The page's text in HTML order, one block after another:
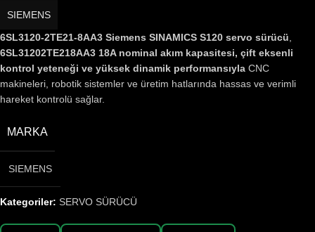
SIEMENS
6SL3120-2TE21-8AA3 Siemens SINAMICS S120 servo sürücü
6SL31202TE218AA3 18A nominal akım kapasitesi, çift eksenli
kontrol yeteneği ve yüksek dinamik performansıyla CNC
makineleri, robotik sistemler ve üretim hatlarında hassas ve verimli
hareket kontrolü sağlar.
MARKA
SIEMENS
Kategoriler: SERVO SÜRÜCÜ